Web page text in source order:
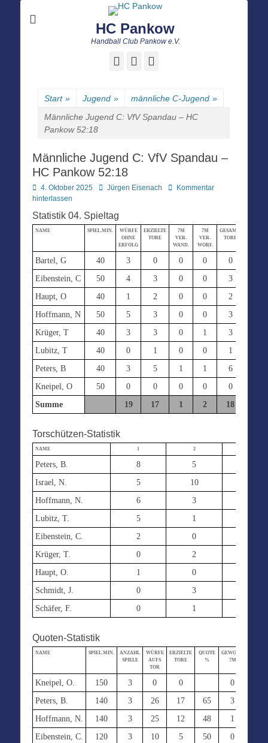
HC Pankow
Handball Club Pankow e.V.
Facebook
Start » Jugend » männliche C-Jugend »
Männliche Jugend C: VfV Spandau – HC
Pankow 52:18
Männliche Jugend C: VfV Spandau –
HC Pankow 52:18
Posted
on
4. Oktober 2025 AutorJürgen Eisenach
Kommentar
hinterlassen
Statistik 04. Spieltag
NAME SPIEL.MIN.
WÜRFE
OHNE
ERFOLG
ERZIELTE
TORE
7M
VER-
WAND.
7M
VER-
WORF.
GESAMT-
TORE
Bartel, G 40 3 0 0 0 0
Eibenstein, C
50 4 3 0 0 3
Haupt, O
40 1 2 0 0 2
Hoffmann, N
50 5 3 0 0 3
Krüger, T
40 3 3 0 1 3
Lubitz, T
40 0 1 0 0 1
Peters, B
40 3 5 1 1 6
Kneipel, O
50 0 0 0 0 0
Summe
19 17 1 2 18
Torschützen-Statistik
NAME 1 2
Peters, B. 8 5
Israel, N.
5 10
Hoffmann, N.
6 3
Lubitz, T.
5 1
Eibenstein, C.
2 0
Krüger, T.
0 2
Haupt, O.
1 0
Schmidt, J.
0 3
Schäfer, F.
0 1
Quoten-Statistik
NAME SPIEL.MIN.
ANZAHL
SPIELE
WÜRFE
AUFS
TOR
ERZIELTE
TORE
QUOTE
%
GEWORF.
7M
Kneipel, O. 150 3 0 0 0
Peters, B.
140 3 26 17 65 3
Hoffmann, N.
140 3 25 12 48 1
Eibenstein, C.
120 3 10 5 50 0